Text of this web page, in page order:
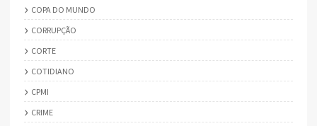
COPA DO MUNDO
CORRUPÇÃO
CORTE
COTIDIANO
CPMI
CRIME